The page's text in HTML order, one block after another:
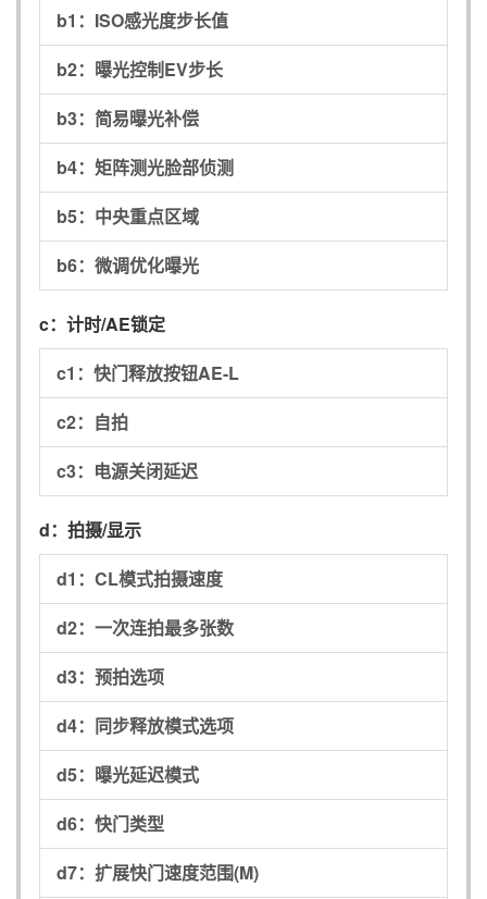
b1： ISO感光度步长值
b2： 曝光控制EV步长
b3： 简易曝光补偿
b4： 矩阵测光脸部侦测
b5： 中央重点区域
b6： 微调优化曝光
c： 计时/AE锁定
c1： 快门释放按钮AE-L
c2： 自拍
c3： 电源关闭延迟
d： 拍摄/显示
d1： CL模式拍摄速度
d2： 一次连拍最多张数
d3： 预拍选项
d4： 同步释放模式选项
d5： 曝光延迟模式
d6： 快门类型
d7： 扩展快门速度范围(M)